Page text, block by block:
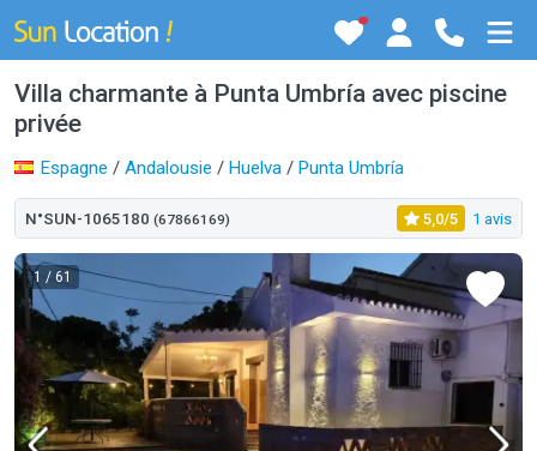
Villa charmante à Punta Umbría avec piscine
privée
Espagne / Andalousie / Huelva / Punta Umbría
N°SUN-1065180 (67866169) 5,0/5 1 avis
1 / 61